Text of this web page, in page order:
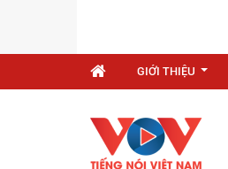
GIỚI THIỆU